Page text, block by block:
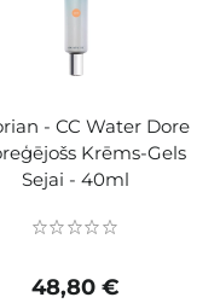
- CC Water Dore
Krēms-Gels
Sejai - 40ml
48,80 €